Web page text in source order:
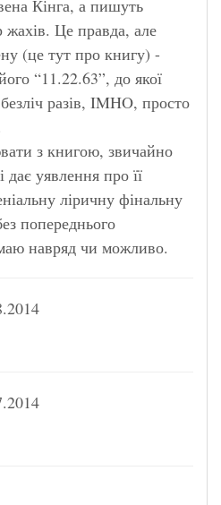
Кінга, а пишуть
Це правда, але
(це тут про книгу) -
“11.22.63”, до якої
разів, IMHO, просто
з книгою, звичайно
уявлення про її
ліричну фінальну
попереднього
навряд чи можливо.